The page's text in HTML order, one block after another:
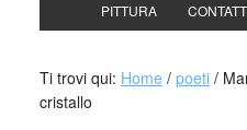
PITTURA
Ti trovi qui: Home / poeti /
cristallo